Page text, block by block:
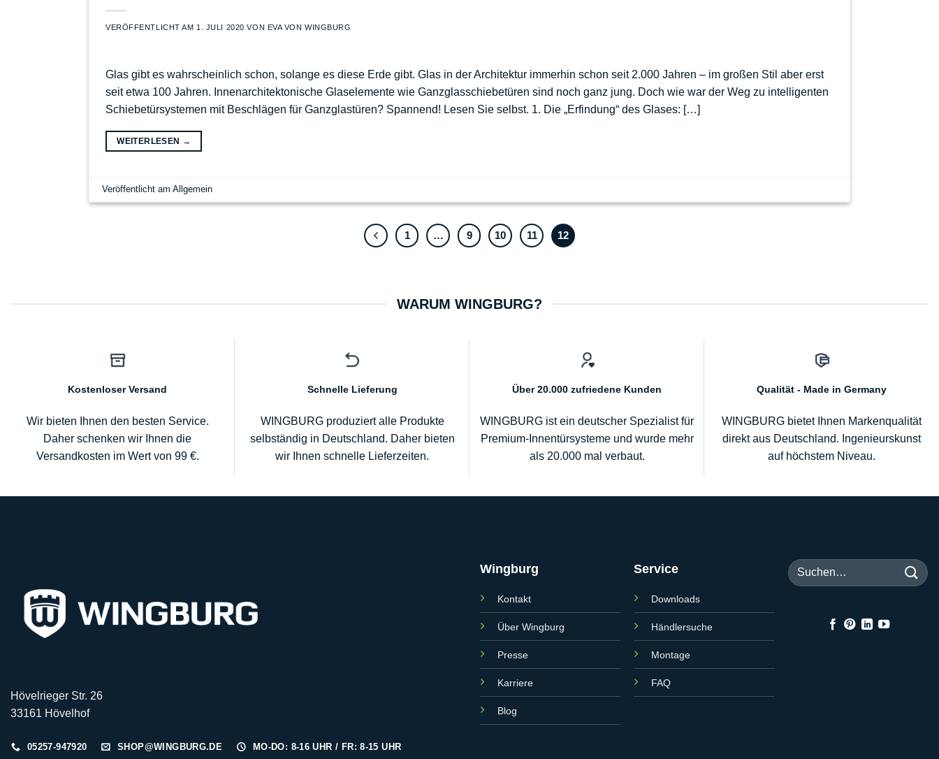
VERÖFFENTLICHT AM 1. JULI 2020 VON EVA VON WINGBURG
Glas gibt es wahrscheinlich schon, solange es diese Erde gibt. Glas in der Architektur immerhin schon seit 2.000 Jahren – im großen Stil aber erst
seit etwa 100 Jahren. Innenarchitektonische Glaselemente wie Ganzglasschiebetüren sind noch ganz jung. Doch wie war der Weg zu intelligenten
Schiebetürsystemen mit Beschlägen für Ganzglastüren? Spannend! Lesen Sie selbst. 1. Die „Erfindung“ des Glases: […]
WEITERLESEN →
Veröffentlicht amAllgemein
1 … 9 10 11 12
WARUM WINGBURG?
Kostenloser Versand
Wir bieten Ihnen den besten Service.
Daher schenken wir Ihnen die
Versandkosten im Wert von 99 €.
Schnelle Lieferung
WINGBURG produziert alle Produkte
selbständig in Deutschland. Daher bieten
wir Ihnen schnelle Lieferzeiten.
Über 20.000 zufriedene Kunden
WINGBURG ist ein deutscher Spezialist für
Premium-Innentürsysteme und wurde mehr
als 20.000 mal verbaut.
Qualität - Made in Germany
WINGBURG bietet Ihnen Markenqualität
direkt aus Deutschland. Ingenieurskunst
auf höchstem Niveau.
Hövelrieger Str. 26
33161 Hövelhof
05257-947920 SHOP@WINGBURG.DE MO-DO: 8-16 UHR / FR: 8-15 UHR
Wingburg
Kontakt
Über Wingburg
Presse
Karriere
Blog
Service
Downloads
Händlersuche
Montage
FAQ
Suchen
nach: